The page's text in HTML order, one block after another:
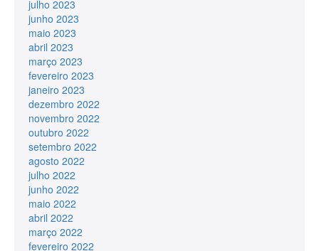
julho 2023
junho 2023
maio 2023
abril 2023
março 2023
fevereiro 2023
janeiro 2023
dezembro 2022
novembro 2022
outubro 2022
setembro 2022
agosto 2022
julho 2022
junho 2022
maio 2022
abril 2022
março 2022
fevereiro 2022